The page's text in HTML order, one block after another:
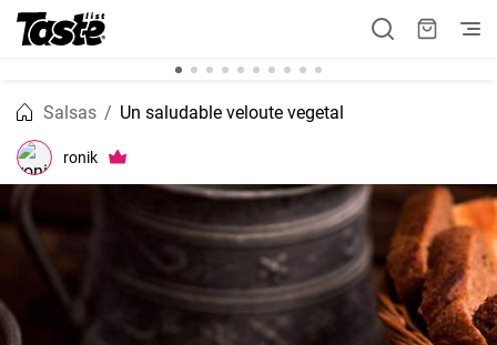
Salsas Un saludable veloute vegetal
ronik